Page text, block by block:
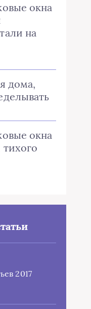
окна
на
дома,
окна
тихого
2017